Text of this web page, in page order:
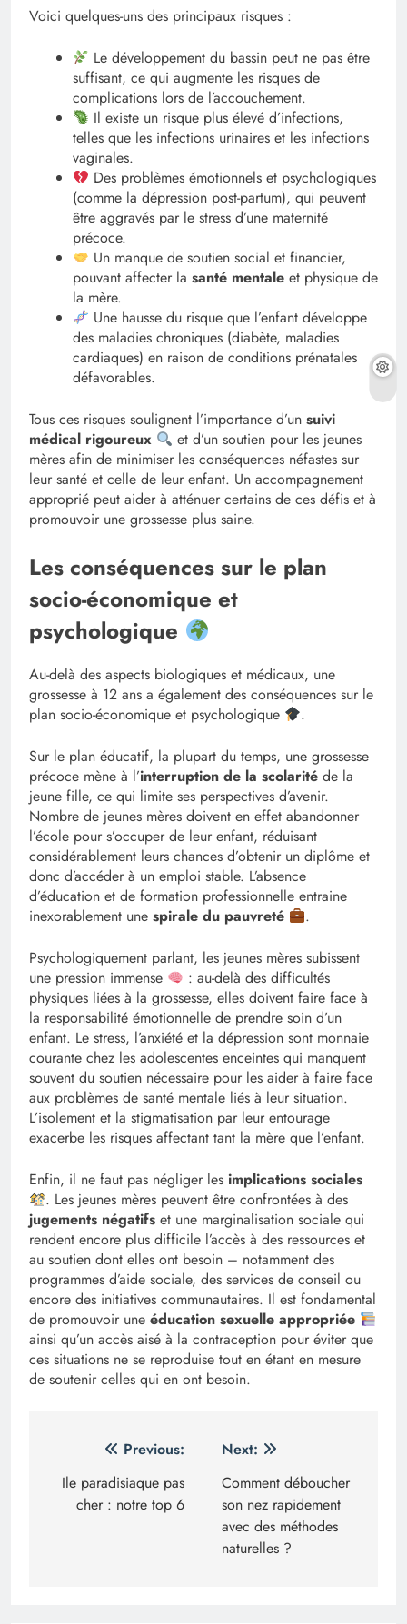
Voici quelques-uns des principaux risques :
Le développement du bassin peut ne pas être
suffisant, ce qui augmente les risques de
complications lors de l’accouchement.
Il existe un risque plus élevé d’infections,
telles que les infections urinaires et les infections
vaginales.
Des problèmes émotionnels et psychologiques
(comme la dépression post-partum), qui peuvent
être aggravés par le stress d’une maternité
précoce.
Un manque de soutien social et financier,
pouvant affecter la santé mentale et physique de
la mère.
Une hausse du risque que l’enfant développe
des maladies chroniques (diabète, maladies
cardiaques) en raison de conditions prénatales
défavorables.
Tous ces risques soulignent l’importance d’un suivi
médical rigoureux
et d’un soutien pour les jeunes
mères afin de minimiser les conséquences néfastes sur
leur santé et celle de leur enfant. Un accompagnement
approprié peut aider à atténuer certains de ces défis et à
promouvoir une grossesse plus saine.
Les conséquences sur le plan
socio-économique et
psychologique
Au-delà des aspects biologiques et médicaux, une
grossesse à 12 ans a également des conséquences sur le
plan socio-économique et psychologique
.
Sur le plan éducatif, la plupart du temps, une grossesse
précoce mène à l’interruption de la scolarité de la
jeune fille, ce qui limite ses perspectives d’avenir.
Nombre de jeunes mères doivent en effet abandonner
l’école pour s’occuper de leur enfant, réduisant
considérablement leurs chances d’obtenir un diplôme et
donc d’accéder à un emploi stable. L’absence
d’éducation et de formation professionnelle entraine
inexorablement une spirale du pauvreté
.
Psychologiquement parlant, les jeunes mères subissent
une pression immense
: au-delà des difficultés
physiques liées à la grossesse, elles doivent faire face à
la responsabilité émotionnelle de prendre soin d’un
enfant. Le stress, l’anxiété et la dépression sont monnaie
courante chez les adolescentes enceintes qui manquent
souvent du soutien nécessaire pour les aider à faire face
aux problèmes de santé mentale liés à leur situation.
L’isolement et la stigmatisation par leur entourage
exacerbe les risques affectant tant la mère que l’enfant.
Enfin, il ne faut pas négliger les implications sociales
. Les jeunes mères peuvent être confrontées à des
jugements négatifs et une marginalisation sociale qui
rendent encore plus difficile l’accès à des ressources et
au soutien dont elles ont besoin – notamment des
programmes d’aide sociale, des services de conseil ou
encore des initiatives communautaires. Il est fondamental
de promouvoir une éducation sexuelle appropriée
ainsi qu’un accès aisé à la contraception pour éviter que
ces situations ne se reproduise tout en étant en mesure
de soutenir celles qui en ont besoin.
Navigation
de
l’article
Previous:
Ile paradisiaque pas
cher : notre top 6
Next:
Comment déboucher
son nez rapidement
avec des méthodes
naturelles ?